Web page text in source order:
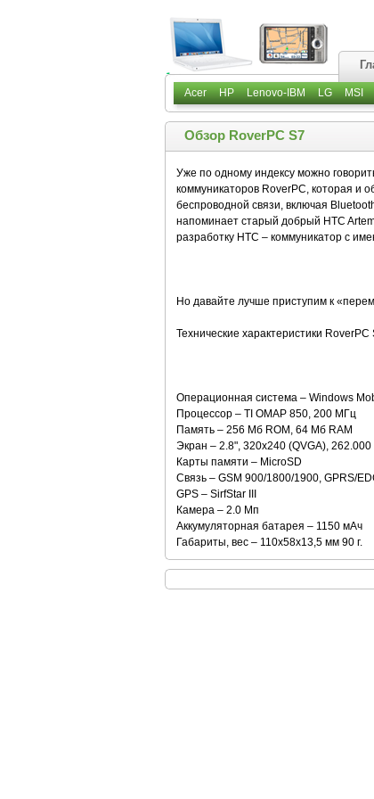
Acer HP Lenovo-IBM LG MSI
Обзор RoverPC S7
Уже по одному индексу можно
коммуникаторов RoverPC, которая и
беспроводной связи, включая
напоминает старый добрый HTC
разработку HTC – коммуникатор с
Но давайте лучше приступим к
Технические характеристики RoverPC
Операционная система – Windows
Процессор – TI OMAP 850, 200 MГц
Память – 256 Мб ROM, 64 Мб RAM
Экран – 2.8", 320x240 (QVGA), 262.000
Карты памяти – MicroSD
Связь – GSM 900/1800/1900, GPRS/
GPS – SirfStar III
Камера – 2.0 Мп
Аккумуляторная батарея – 1150 мАч
Габариты, вес – 110х58х13,5 мм 90 г.